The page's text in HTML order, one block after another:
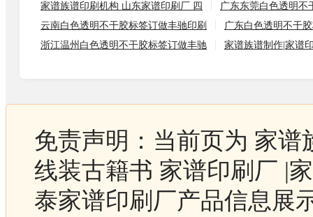
家谱族谱印刷机构 山东家谱印刷厂 四
广东东莞白色透明不
云南白色透明不干胶标签订做丰驰印刷
广东白色透明不干
浙江温州白色透明不干胶标签订做丰驰
家谱族谱制作|家谱
免责声明：当前页为 家谱
线装古籍书 家谱印刷厂 |
泰家谱印刷厂产品信息展